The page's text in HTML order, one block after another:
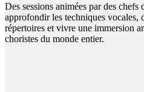
Des sessions animées par des
approfondir les techniques vocales,
répertoires et vivre une immersion
choristes du monde entier.